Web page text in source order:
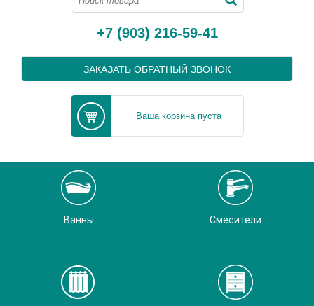
+7 (903) 216-59-41
ЗАКАЗАТЬ ОБРАТНЫЙ ЗВОНОК
Ваша корзина пуста
Ванны Смесители